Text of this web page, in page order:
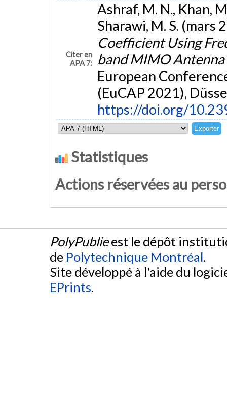
Citer en
APA 7:
Ashraf, M. N., Khan,
Sharawi, M. S. (mars
Coefficient Using
band MIMO Antenna
European
(EuCAP 2021),
https://doi.org/
Statistiques
Actions réservées au
PolyPublieest le dépôt
de Polytechnique Montréal.
Site développé à l'aide du
EPrints.